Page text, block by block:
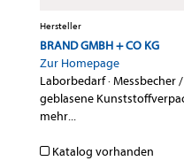
Hersteller
BRAND GMBH + CO KG
Zur Homepage
Laborbedarf·Messbecher
geblasene
mehr...
Katalog vorhanden